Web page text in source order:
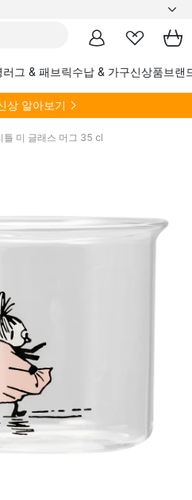
러그 & 패브릭수납 & 가구신상품브랜
상 알아보기
틀 미 글래스 머그 35 cl